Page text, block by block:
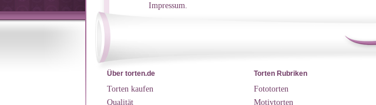
Impressum.
Über torten.de
Torten kaufen
Qualität
Torten Rubriken
Fototorten
Motivtorten